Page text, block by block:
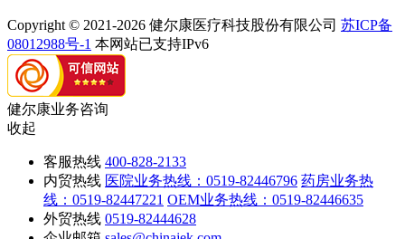
Copyright © 2021-2026 健尔康医疗科技股份有限公司 苏ICP备
08012988号-1 本网站已支持IPv6
健尔康业务咨询
收起
客服热线 400-828-2133
内贸热线 医院业务热线：0519-82446796 药房业务热
线：0519-82447221 OEM业务热线：0519-82446635
外贸热线 0519-82444628